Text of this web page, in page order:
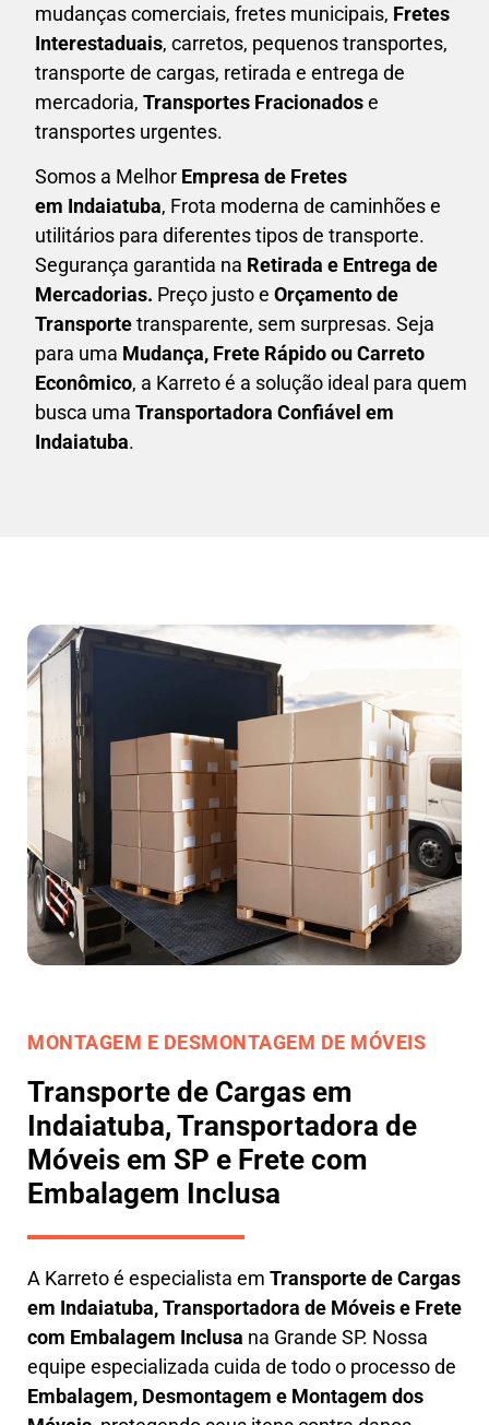
mudanças comerciais, fretes municipais, Fretes
Interestaduais, carretos, pequenos transportes,
transporte de cargas, retirada e entrega de
mercadoria, Transportes Fracionadose
transportes urgentes.
Somos a Melhor Empresa de Fretes
em Indaiatuba, Frota moderna de caminhões e
utilitários para diferentes tipos de transporte.
Segurança garantida na Retirada e Entrega de
Mercadorias. Preço justo e Orçamento de
Transportetransparente, sem surpresas. Seja
para uma Mudança, Frete Rápido ou Carreto
Econômico, a Karretoé a solução ideal para quem
busca uma Transportadora Confiável em
Indaiatuba.
MONTAGEM E DESMONTAGEM DE MÓVEIS
Transporte de Cargas em
Indaiatuba, Transportadora de
Móveis em SP e Frete com
Embalagem Inclusa
A Karretoé especialista em Transporte de Cargas
em Indaiatuba,Transportadora de Móveis e Frete
com Embalagem Inclusa na Grande SP. Nossa
equipe especializada cuida de todo o processo de
Embalagem, Desmontagem e Montagem dos